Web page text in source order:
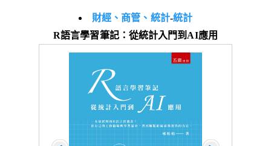
財經、商管、統計-統計
R語言學習筆記：從統計入門到AI應用